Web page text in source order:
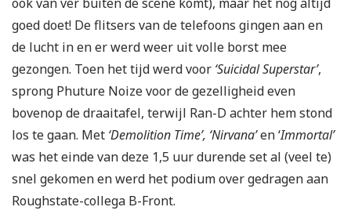
goed doet! De flitsers van de telefoons gingen aan en
de lucht in en er werd weer uit volle borst mee
gezongen. Toen het tijd werd voor ‘Suicidal Superstar’,
sprong Phuture Noize voor de gezelligheid even
bovenop de draaitafel, terwijl Ran-D achter hem stond
los te gaan. Met ‘Demolition Time’, ‘Nirvana’en ‘Immortal’
was het einde van deze 1,5 uur durende set al (veel te)
snel gekomen en werd het podium over gedragen aan
Roughstate-collega B-Front.